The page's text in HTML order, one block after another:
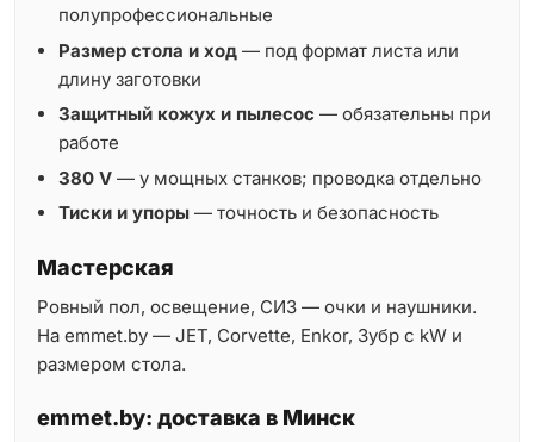
полупрофессиональные
Размер стола и ход — под формат листа или
длину заготовки
Защитный кожух и пылесос — обязательны при
работе
380 V — у мощных станков; проводка отдельно
Тиски и упоры — точность и безопасность
Мастерская
Ровный пол, освещение, СИЗ — очки и наушники.
На emmet.by — JET, Corvette, Enkor, Зубр с kW и
размером стола.
emmet.by: доставка в Минск